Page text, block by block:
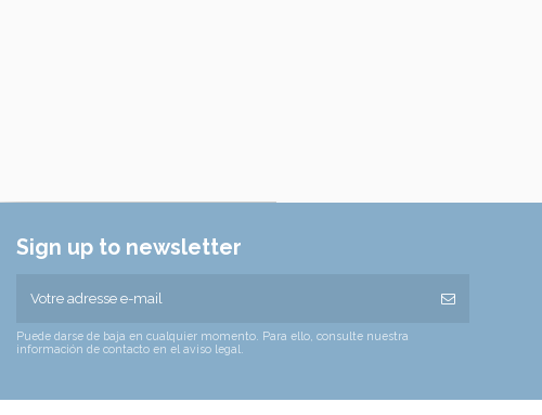
Sign up to newsletter
Puede darse de baja en cualquier momento. Para ello, consulte nuestra
información de contacto en el aviso legal.